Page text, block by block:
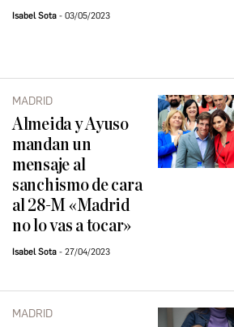
Isabel Sota 03/05/2023
MADRID
Almeida y Ayuso
mandan un
mensaje al
sanchismo de cara
al 28-M «Madrid
no lo vas a tocar»
Isabel Sota 27/04/2023
MADRID